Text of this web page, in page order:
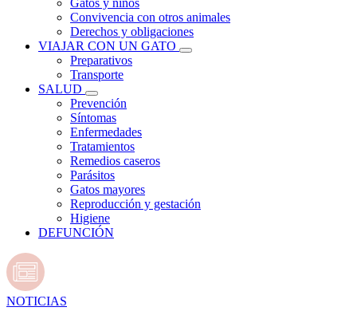
Gatos y niños
Convivencia con otros animales
Derechos y obligaciones
VIAJAR CON UN GATO
Preparativos
Transporte
SALUD
Prevención
Síntomas
Enfermedades
Tratamientos
Remedios caseros
Parásitos
Gatos mayores
Reproducción y gestación
Higiene
DEFUNCIÓN
NOTICIAS